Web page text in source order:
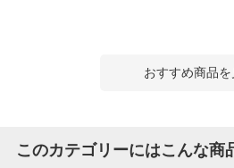
おすすめ商品を
このカテゴリーにはこんな商